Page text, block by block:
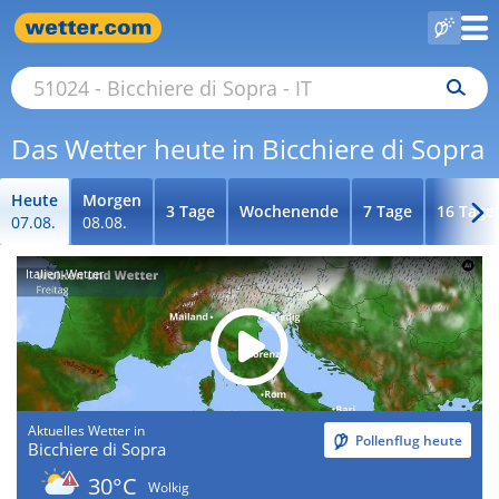
Das Wetter heute in Bicchiere di Sopra
Heute
07.08.
Morgen
08.08.
3 Tage Wochenende 7 Tage 16 Tage
Italien-Wetter
Aktuelles Wetter in
Bicchiere di Sopra Pollenflug heute
30°C
Wolkig